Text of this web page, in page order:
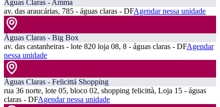
Águas Claras - Amma
av. das araucárias, 785 - águas claras - DFAgendar nessa unidade
Águas Claras - Big Box
av. das castanheiras - lote 820 loja 08, 8 - águas claras - DFAgendar
nessa unidade
Águas Claras - Felicittá Shopping
rua 36 norte, lote 05, bloco 02, shopping felicittà, Loja 15 - águas
claras - DFAgendar nessa unidade